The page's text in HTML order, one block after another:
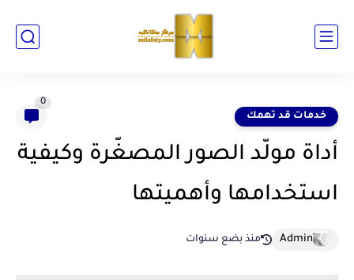
خدمات قد تهمك
0
أداة مولّد الصور المصغّرة وكيفية
استخدامها وأهميتها
منذ بضع سنوات